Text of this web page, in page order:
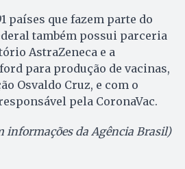
países que fazem parte do
também possui parceria
AstraZeneca e a
para produção de vacinas,
Osvaldo Cruz, e com o
pela CoronaVac.
informações da Agência Brasil)